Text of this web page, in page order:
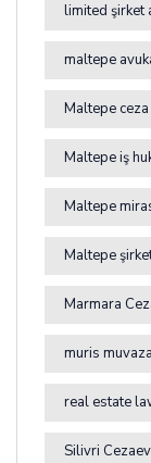
limited şirket
maltepe
Maltepe ceza
Maltepe iş
Maltepe
Maltepe
Marmara
muris
real estate
Silivri